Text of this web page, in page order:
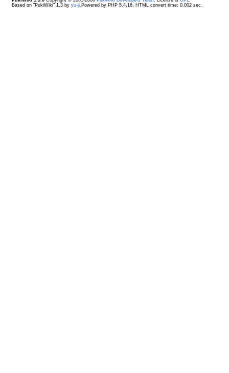
Based on "PukiWiki" 1.3 by yu-ji.Powered by PHP 5.4.16. HTML convert time: 0.002 sec.